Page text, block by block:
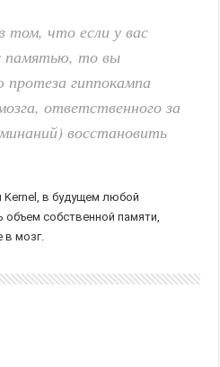
том, что если у вас
памятью, то вы
гиппокампа
ответственного за
восстановить
Kernel, в будущем любой
собственной памяти,
вмозг.